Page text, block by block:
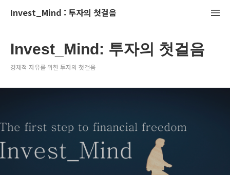
Invest_Mind : 투자의 첫걸음
Invest_Mind: 투자의 첫걸음
경제적 자유를 위한 투자의 첫걸음